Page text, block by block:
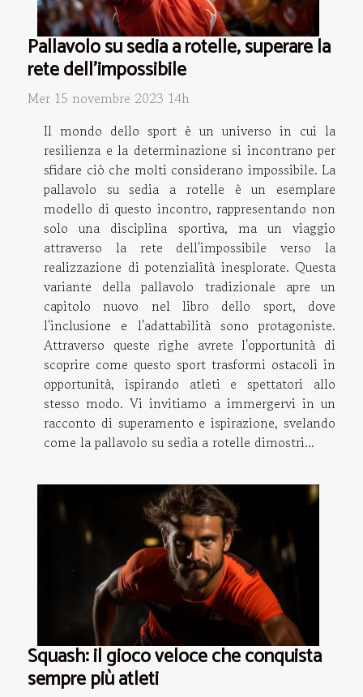
Pallavolo su sedia a rotelle, superare la
rete dell'impossibile
Mer 15 novembre 2023 14h
Il mondo dello sport è un universo in cui la
resilienza e la determinazione si incontrano per
sfidare ciò che molti considerano impossibile. La
pallavolo su sedia a rotelle è un esemplare
modello di questo incontro, rappresentando non
solo una disciplina sportiva, ma un viaggio
attraverso la rete dell'impossibile verso la
realizzazione di potenzialità inesplorate. Questa
variante della pallavolo tradizionale apre un
capitolo nuovo nel libro dello sport, dove
l'inclusione e l'adattabilità sono protagoniste.
Attraverso queste righe avrete l'opportunità di
scoprire come questo sport trasformi ostacoli in
opportunità, ispirando atleti e spettatori allo
stesso modo. Vi invitiamo a immergervi in un
racconto di superamento e ispirazione, svelando
come la pallavolo su sedia a rotelle dimostri...
Squash: il gioco veloce che conquista
sempre più atleti